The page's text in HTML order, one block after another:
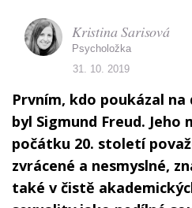
Prvním, kdo poukázal
byl Sigmund Freud. Jeho
počátku 20. století
zvrácené a nesmyslné,
také v čistě
Kristina Sarisová
Psycholožka
31. 10. 2019